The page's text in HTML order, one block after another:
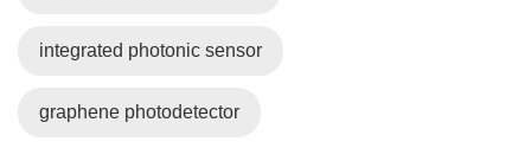
integrated photonic sensor
graphene photodetector